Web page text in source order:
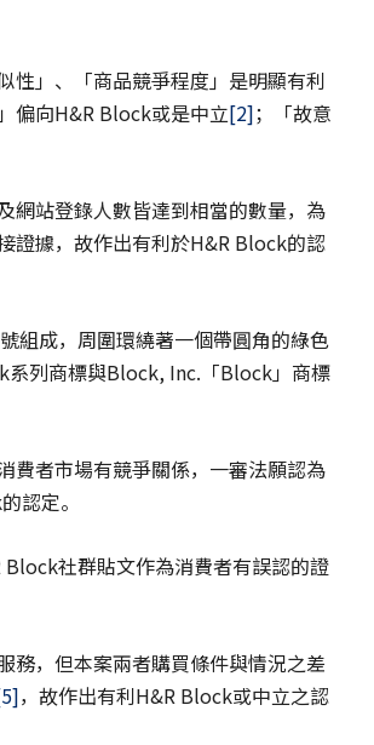
性」、「商品競爭程度」是明顯有利
偏向H&R Block或是中立[2]；「故意
網站登錄人數皆達到相當的數量，為
證據，故作出有利於H&R Block的認
組成，周圍環繞著一個帶圓角的綠色
系列商標與Block, Inc.「Block」商標
費者市場有競爭關係，一審法願認為
認定。
社群貼文作為消費者有誤認的證
務，但本案兩者購買條件與情況之差
，故作出有利H&R Block或中立之認